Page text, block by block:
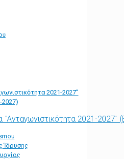
2021-2027”
"Ανταγωνιστικότητα 2021-
Ίδρυσης